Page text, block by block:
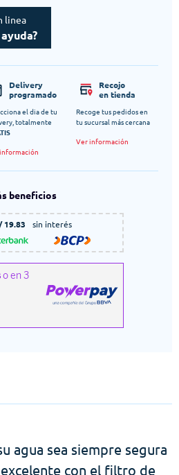
linea
Delivery
programado
el dia de tu
totalmente
Recojo
en tienda
Recoge tus pedidos en
tu sucursal más cercana
Ver información
beneficios
19.83 sin interés
agua sea siempre segura
con el filtro de